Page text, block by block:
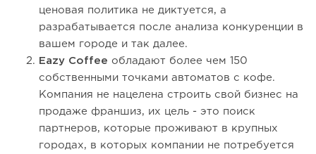
ценовая политика не диктуется, а
разрабатывается после анализа конкуренции в
вашем городе и так далее.
Eazy Coffee обладают более чем 150
собственными точками автоматов с кофе.
Компания не нацелена строить свой бизнес на
продаже франшиз, их цель - это поиск
партнеров, которые проживают в крупных
городах, в которых компании не потребуется